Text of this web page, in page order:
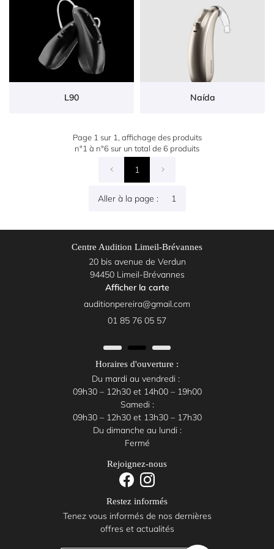
01 85 76 05
Inscription
L90 Naída
Page 1 sur 1, affichage des produits
n°1 à n°6 sur un total de 6 produits
1
Aller à la page :
Centre Audition Limeil-Brévannes
20 bis avenue de Verdun
94450 Limeil-Brévannes
Afficher la carte
01 85 76 05 57
Horaires d'ouverture :
Du mardi au vendredi :
09h30 – 12h30 et 14h00 – 19h00
Samedi :
09h30 – 12h30 et 13h30 – 17h30
Du dimanche au lundi :
Fermé
Rejoignez-nous
Restez informés
Tenez vous informés de nos dernières
offres et actualités